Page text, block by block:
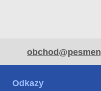
Odkazy